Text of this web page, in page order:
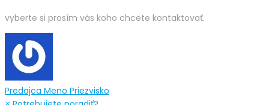
vyberte si prosím vás koho chcete kontaktovať.
Predajca Meno Priezvisko